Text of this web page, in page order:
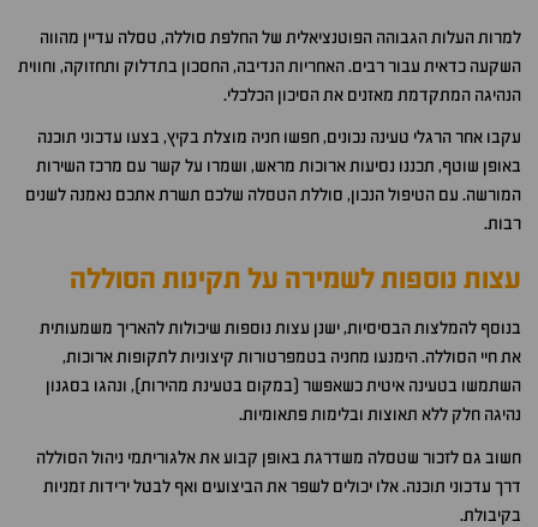
למרות העלות הגבוהה הפוטנציאלית של החלפת סוללה, טסלה עדיין מהווה
השקעה כדאית עבור רבים. האחריות הנדיבה, החסכון בתדלוק ותחזוקה, וחווית
הנהיגה המתקדמת מאזנים את הסיכון הכלכלי.
עקבו אחר הרגלי טעינה נכונים, חפשו חניה מוצלת בקיץ, בצעו עדכוני תוכנה
באופן שוטף, תכננו נסיעות ארוכות מראש, ושמרו על קשר עם מרכז השירות
המורשה. עם הטיפול הנכון, סוללת הטסלה שלכם תשרת אתכם נאמנה לשנים
רבות.
עצות נוספות לשמירה על תקינות הסוללה
בנוסף להמלצות הבסיסיות, ישנן עצות נוספות שיכולות להאריך משמעותית
את חיי הסוללה. הימנעו מחניה בטמפרטורות קיצוניות לתקופות ארוכות,
השתמשו בטעינה איטית כשאפשר (במקום בטעינת מהירות), ונהגו בסגנון
נהיגה חלק ללא תאוצות ובלימות פתאומיות.
חשוב גם לזכור שטסלה משדרגת באופן קבוע את אלגוריתמי ניהול הסוללה
דרך עדכוני תוכנה. אלו יכולים לשפר את הביצועים ואף לבטל ירידות זמניות
בקיבולת.